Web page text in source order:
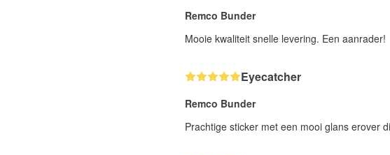
Remco Bunder
Mooie kwaliteit snelle levering. Een aanrader!
Eyecatcher
Remco Bunder
Prachtige sticker met een mooi glans erover